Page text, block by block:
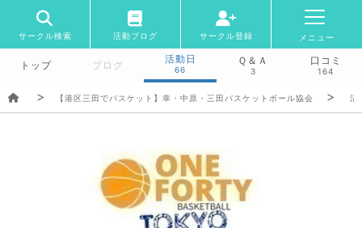
サークル検索 活動ブログ サークル登録 メニュー
トップ ブログ
活動日
66
Ｑ＆Ａ
3
口コミ
164
【港区三田でバスケット】幸・中原・三田バスケットボール協会 活